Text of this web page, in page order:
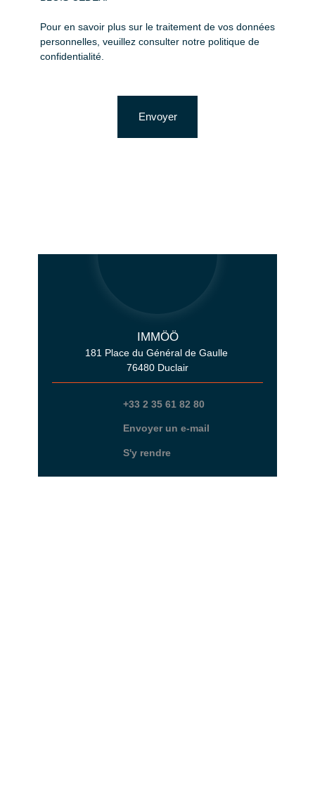
Pour en savoir plus sur le traitement de vos données
personnelles, veuillez consulter notre politique de
confidentialité
Envoyer
IMMÖÖ
181 Place du Général de Gaulle
76480 Duclair
+33 2 35 61 82 80
Envoyer un e-mail
S'y rendre